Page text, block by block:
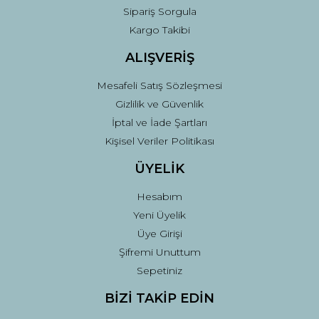
Gönder
Sipariş Sorgula
Kargo Takibi
ALIŞVERİŞ
Mesafeli Satış Sözleşmesi
Gizlilik ve Güvenlik
İptal ve İade Şartları
Kişisel Veriler Politikası
ÜYELİK
Hesabım
Yeni Üyelik
Üye Girişi
Şifremi Unuttum
Sepetiniz
BİZİ TAKİP EDİN